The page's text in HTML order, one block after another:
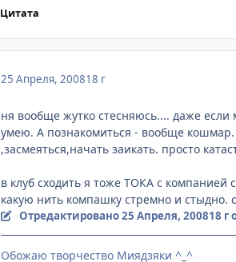
Цитата
25 Апреля, 200818 г
ня вообще жутко стесняюсь.... даже
умею. А познакомиться - вообще кошмар.
,засмеяться,начать заикать. просто
в клуб сходить я тоже ТОКА с компанией
какую нить компашку стремно и стыдно.
Отредактировано25 Апреля, 200818 г
Обожаю творчество Миядзяки ^_^